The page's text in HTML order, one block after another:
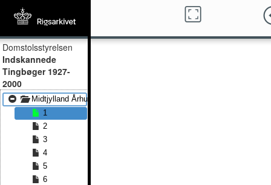
Domstolsstyrelsen
Indskannede
Tingbøger 1927-
2000
Midtjylland Århus 63 Vejlby By 1021151 159
1
2
3
4
5
6